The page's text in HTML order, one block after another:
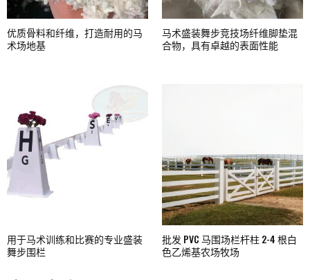
优质骨料和纤维，打造耐用的马
术场地基
马术盛装舞步竞技场纤维脚垫混
合物，具有卓越的表面性能
用于马术训练和比赛的专业盛装
舞步围栏
批发 PVC 马围场栏杆柱 2-4 根白
色乙烯基农场牧场